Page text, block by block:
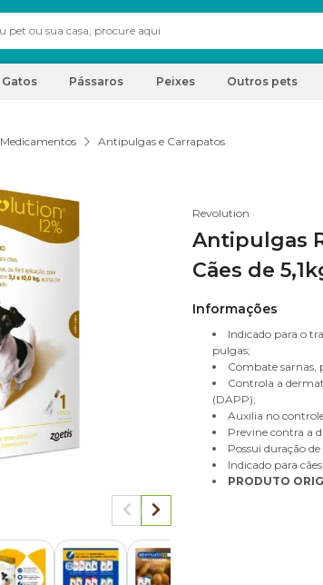
Gatos Pássaros Peixes Outros pets
Medicamentos Antipulgas e Carrapatos
Revolution
Antipulgas
Cães de
Informações
Indicado para o
pulgas;
Combate sarnas,
Controla a
(DAPP);
Auxilia no
Previne contra a
Possui duração
Indicado para
PRODUTO